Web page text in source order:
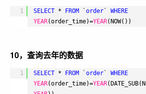
1 SELECT * FROM `order ` WHERE
YEAR(order_time)=YEAR(NOW())
10，查询去年的数据
1 SELECT * FROM `order ` WHERE
YEAR(order_time)=YEAR